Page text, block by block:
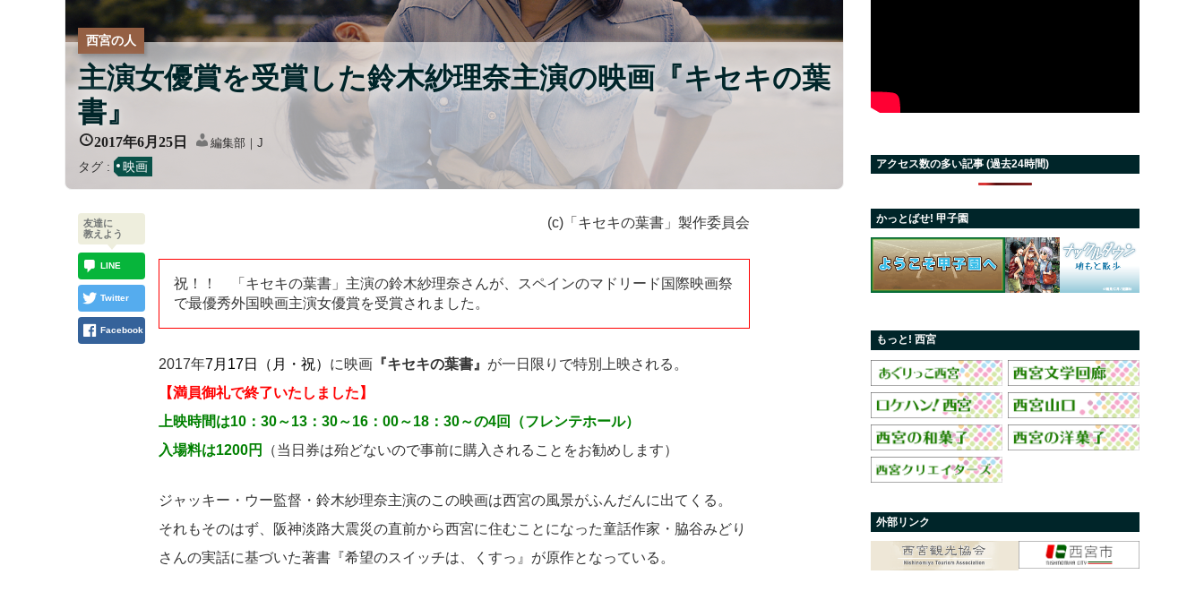
西宮の人
主演女優賞を受賞した鈴木紗理奈主演の映画『キセキの葉
書』
2017年6月25日 編集部｜J
タグ : 映画
(c)「キセキの葉書」製作委員会
祝！！ 「キセキの葉書」主演の鈴木紗理奈さんが、スペインのマドリード国際映画祭
で最優秀外国映画主演女優賞を受賞されました。
2017年7月17日（月・祝） に映画 『キセキの葉書』 が一日限りで特別上映される。
【満員御礼で終了いたしました】
上映時間は10：30～13：30～16：00～18：30～の4回（フレンテホール）
入場料は1200円
（当日券は殆どないので事前に購入されることをお勧めします）
ジャッキー・ウー監督・鈴木紗理奈主演のこの映画は西宮の風景がふんだんに出てくる。
それもそのはず、阪神淡路大震災の直前から西宮に住むことになった童話作家・脇谷みどり
さんの実話に基づいた著書『希望のスイッチは、くすっ』が原作となっている。
友達に
教えよう
LINE
Twitter
Facebook
アクセス数の多い記事 (過去24時間)
かっとばせ! 甲子園
もっと! 西宮
外部リンク